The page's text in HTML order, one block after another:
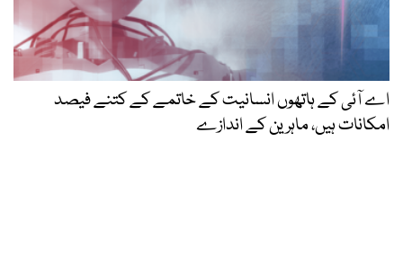
اے آئی کے ہاتھوں انسانیت کے خاتمے کے کتنے فیصد
امکانات ہیں، ماہرین کے اندازے